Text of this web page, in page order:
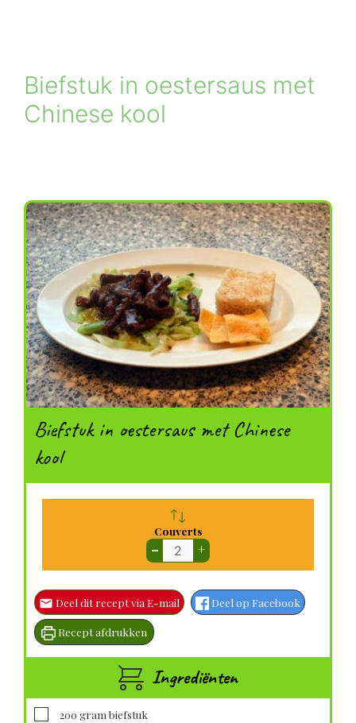
Biefstuk in oestersaus met
Chinese kool
Biefstuk in oestersaus met Chinese
kool
Couverts
– +
Deel dit recept via E-mail Deel op Facebook
Recept afdrukken
Ingrediënten
▢
200 gram biefstuk